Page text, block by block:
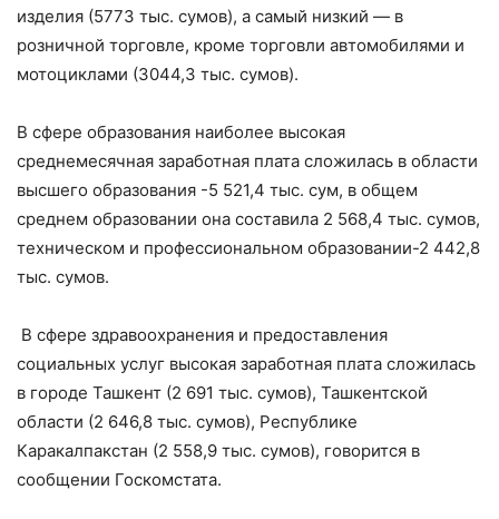
изделия (5773 тыс. сумов), а самый низкий — в
розничной торговле, кроме торговли автомобилями и
мотоциклами (3044,3 тыс. сумов).
В сфере образования наиболее высокая
среднемесячная заработная плата сложилась в области
высшего образования -5 521,4 тыс. сум, в общем
среднем образовании она составила 2 568,4 тыс. сумов,
техническом и профессиональном образовании-2 442,8
тыс. сумов.
В сфере здравоохранения и предоставления
социальных услуг высокая заработная плата сложилась
в городе Ташкент (2 691 тыс. сумов), Ташкентской
области (2 646,8 тыс. сумов), Республике
Каракалпакстан (2 558,9 тыс. сумов), говорится в
сообщении Госкомстата.